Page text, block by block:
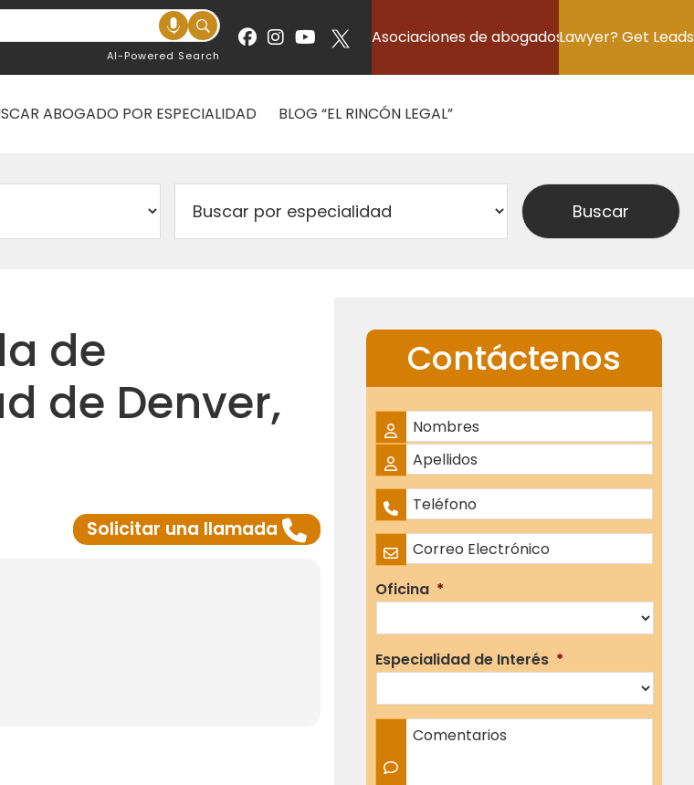
AI-Powered Search
Asociaciones de abogadosLawyer? Get Leads
ABOGADO POR ESPECIALIDAD BLOG “EL RINCÓN LEGAL”
de
de Denver,
Solicitar una llamada
Contáctenos
Nombre Completo
Nombres
Apellidos
Teléfono *
Correo Electrónico *
Oficina *
Especialidad de Interés *
Comentarios